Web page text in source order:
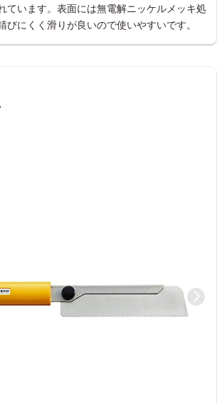
ています。表面には無電解ニッケルメッキ処
びにくく滑りが良いので使いやすいです。